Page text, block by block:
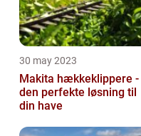
30 may 2023
Makita hækkeklippere -
den perfekte løsning til
din have